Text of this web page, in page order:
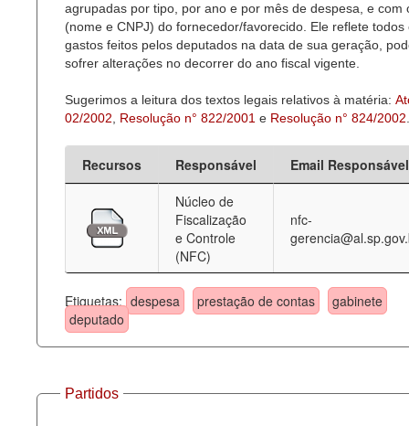
agrupadas por tipo, por ano e por mês de despesa, e com
(nome e CNPJ) do fornecedor/favorecido. Ele reflete todos
gastos feitos pelos deputados na data de sua geração,
sofrer alterações no decorrer do ano fiscal vigente.
Sugerimos a leitura dos textos legais relativos à matéria:
02/2002
Resolução n° 822/2001 e Resolução n° 824/2002
Recursos Responsável
Email Responsável
Núcleo de
Fiscalização
e Controle
(NFC)
nfc-
Etiquetas: despesa prestação de contas
gabinete
deputado
Partidos